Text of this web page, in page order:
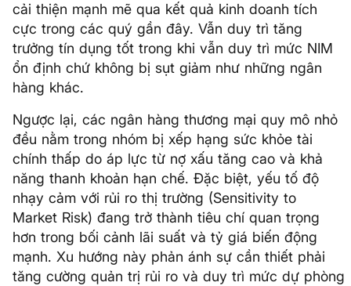
cải thiện mạnh mẽ qua kết quả kinh doanh tích
cực trong các quý gần đây. Vẫn duy trì tăng
trưởng tín dụng tốt trong khi vẫn duy trì mức NIM
ổn định chứ không bị sụt giảm như những ngân
hàng khác.
Ngược lại, các ngân hàng thương mại quy mô nhỏ
đều nằm trong nhóm bị xếp hạng sức khỏe tài
chính thấp do áp lực từ nợ xấu tăng cao và khả
năng thanh khoản hạn chế. Đặc biệt, yếu tố độ
nhạy cảm với rủi ro thị trường (Sensitivity to
Market Risk) đang trở thành tiêu chí quan trọng
hơn trong bối cảnh lãi suất và tỷ giá biến động
mạnh. Xu hướng này phản ánh sự cần thiết phải
tăng cường quản trị rủi ro và duy trì mức dự phòng